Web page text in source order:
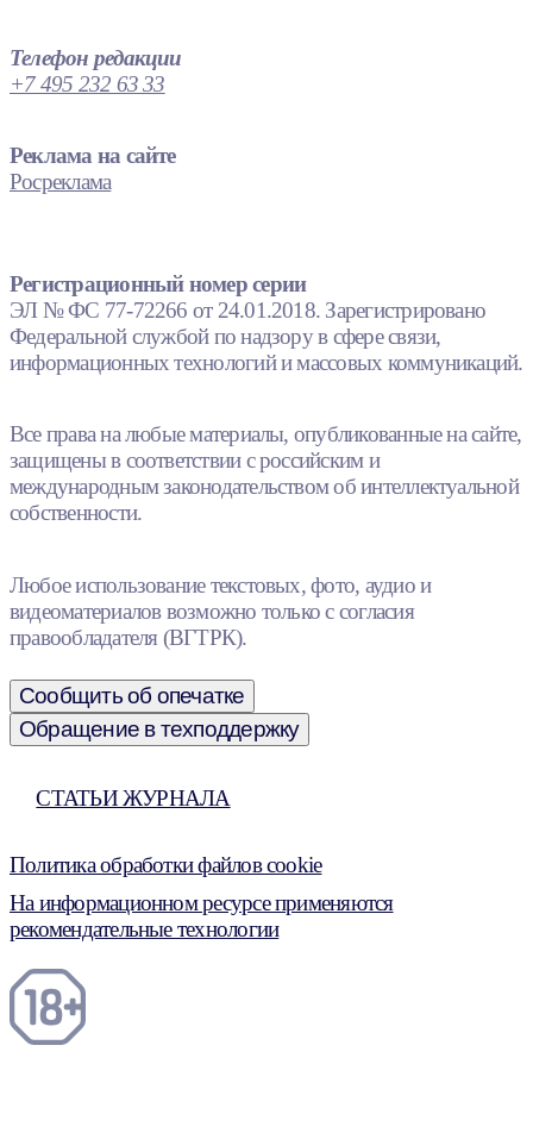
Телефон редакции
+7 495 232 63 33
Реклама на сайте
Росреклама
Регистрационный номер серии
ЭЛ № ФС 77-72266 от 24.01.2018. Зарегистрировано
Федеральной службой по надзору в сфере связи,
информационных технологий и массовых коммуникаций.
Все права на любые материалы, опубликованные на сайте,
защищены в соответствии с российским и
международным законодательством об интеллектуальной
собственности.
Любое использование текстовых, фото, аудио и
видеоматериалов возможно только с согласия
правообладателя (ВГТРК).
Сообщить об опечатке
Обращение в техподдержку
СТАТЬИ ЖУРНАЛА
Политика обработки файлов cookie
На информационном ресурсе применяются
рекомендательные технологии